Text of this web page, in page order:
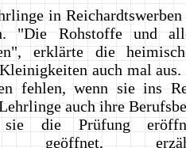
in
"Die Rohstoffe und
erklärte die
auch mal
fehlen, wenn sie ins
auch ihre
die Prüfung
geöffnet,